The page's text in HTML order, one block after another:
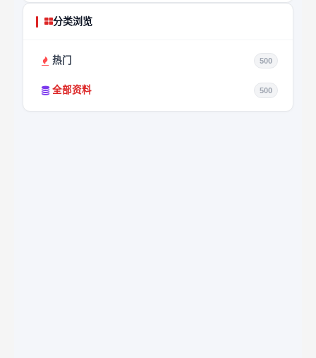
分类浏览
热门 500
全部资料 500